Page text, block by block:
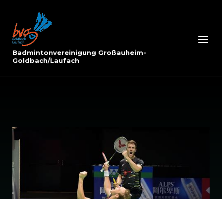
content
Badmintonvereinigung Großauheim-
Goldbach/Laufach
Menu